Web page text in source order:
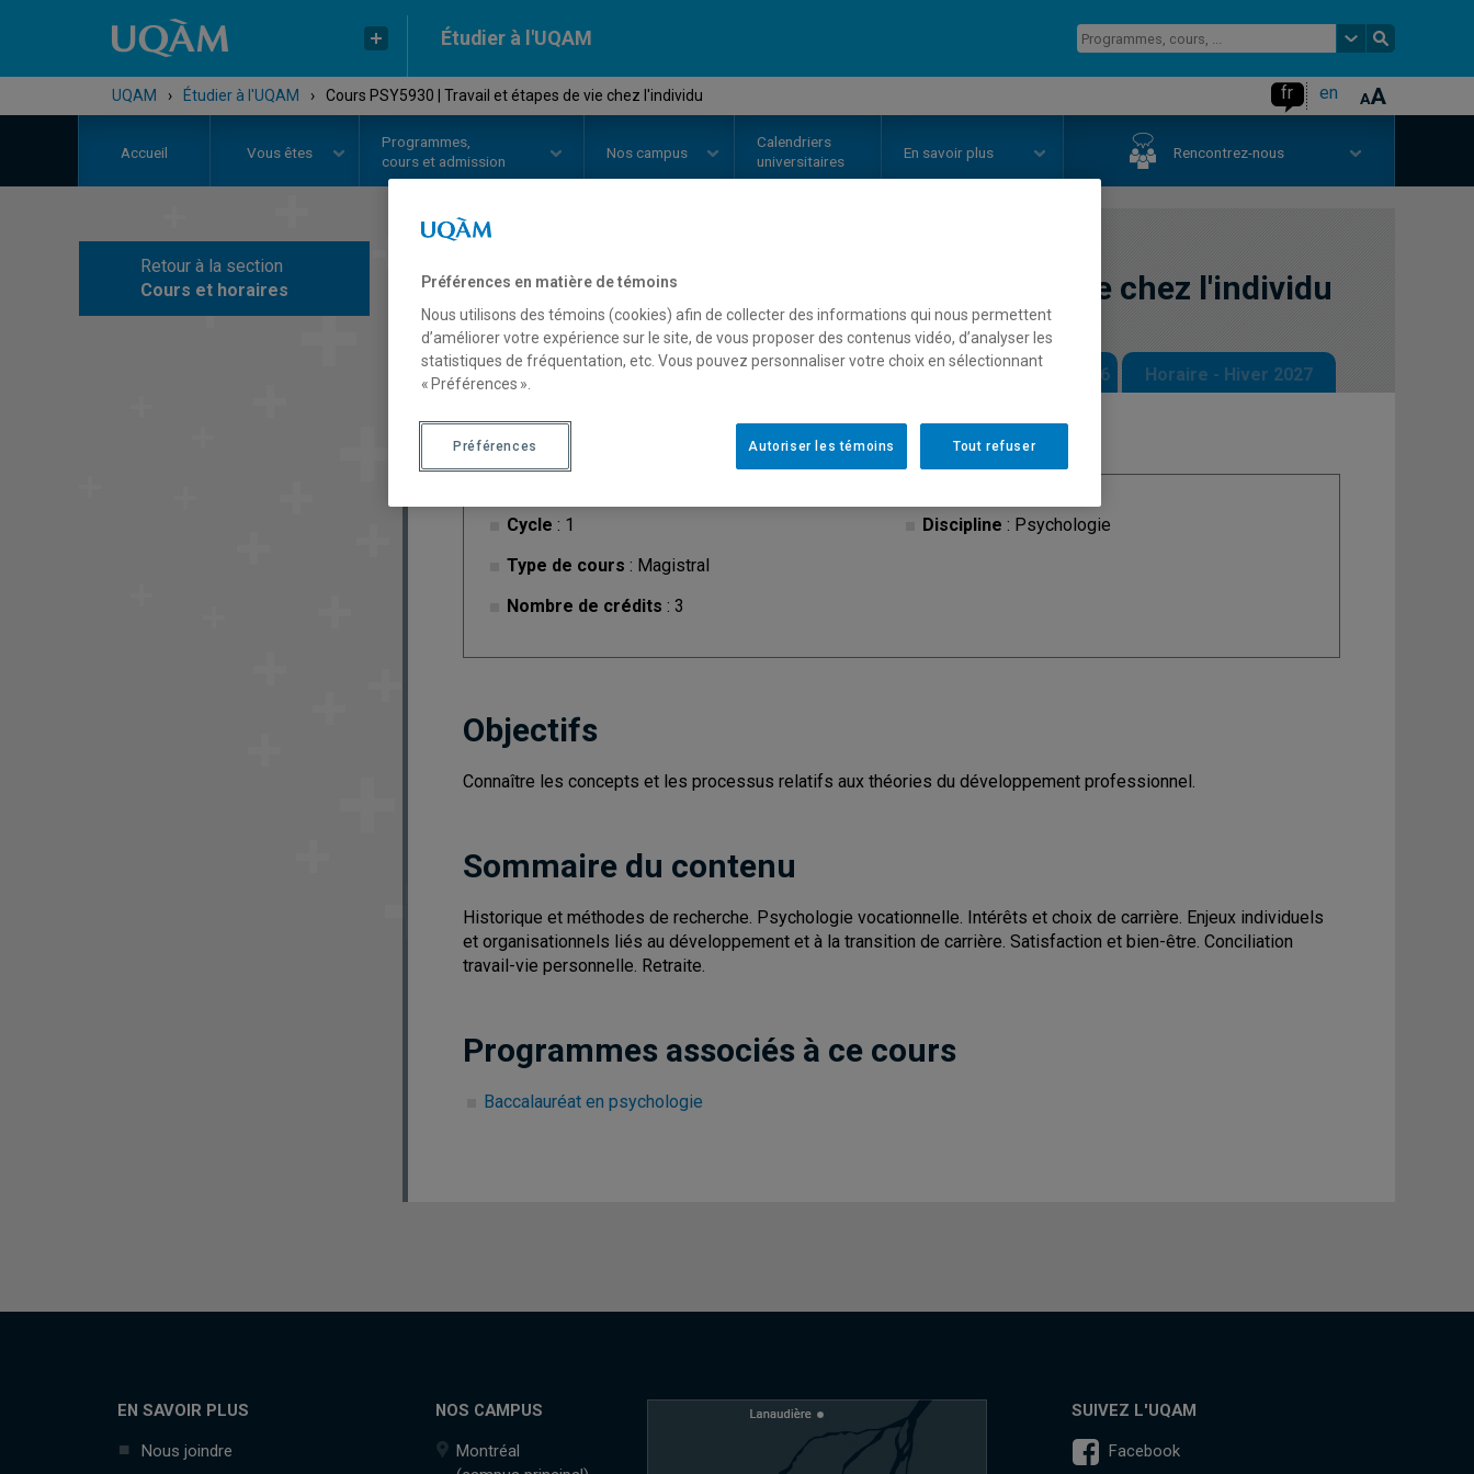
Étudier à l'UQAM
UQAM › Étudier à l'UQAM › Cours PSY5930 | Travail et étapes de vie chez l'individu fr en
Accueil Vous êtes
Programmes,
cours et admission
Nos campus
Calendriers
universitaires
En savoir plus Rencontrez-nous
Retour à la section
Cours et horaires
COURS// PSY5930 Travail et étapes de vie chez l'individu
Description Horaire - Été 2026 Horaire - Automne 2026 Horaire - Hiver 2027
Cycle : 1
Type de cours : Magistral
Nombre de crédits : 3
Discipline : Psychologie
Objectifs
Connaître les concepts et les processus relatifs aux théories du développement professionnel.
Sommaire du contenu
Historique et méthodes de recherche. Psychologie vocationnelle. Intérêts et choix de carrière. Enjeux individuels
et organisationnels liés au développement et à la transition de carrière. Satisfaction et bien-être. Conciliation
travail-vie personnelle. Retraite.
Programmes associés à ce cours
Baccalauréat en psychologie
EN SAVOIR PLUS
Nous joindre
NOS CAMPUS
Montréal
SUIVEZ L'UQAM
Facebook
Préférences en matière de témoins
Nous utilisons des témoins (cookies) afin de collecter des informations qui nous permettent
d’améliorer votre expérience sur le site, de vous proposer des contenus vidéo, d’analyser les
statistiques de fréquentation, etc. Vous pouvez personnaliser votre choix en sélectionnant
« Préférences ».
Tout refuser
Autoriser les témoins
Préférences